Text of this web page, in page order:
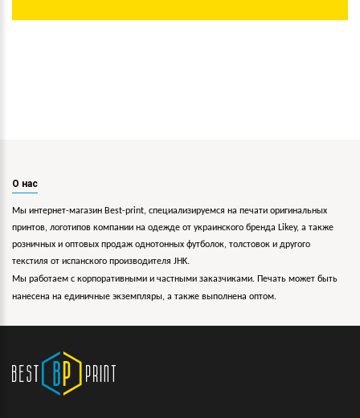
О нас
Мы интернет-магазин Best-print, специализируемся на печати оригинальных
принтов, логотипов компании на одежде от украинского бренда Likey, а также
розничных и оптовых продаж однотонных футболок, толстовок и другого
текстиля от испанского производителя JHK.
Мы работаем с корпоративными и частными заказчиками. Печать может быть
нанесена на единичные экземпляры, а также выполнена оптом.